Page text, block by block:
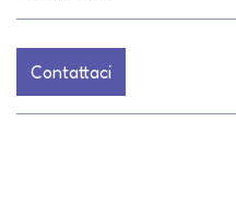
Contattaci